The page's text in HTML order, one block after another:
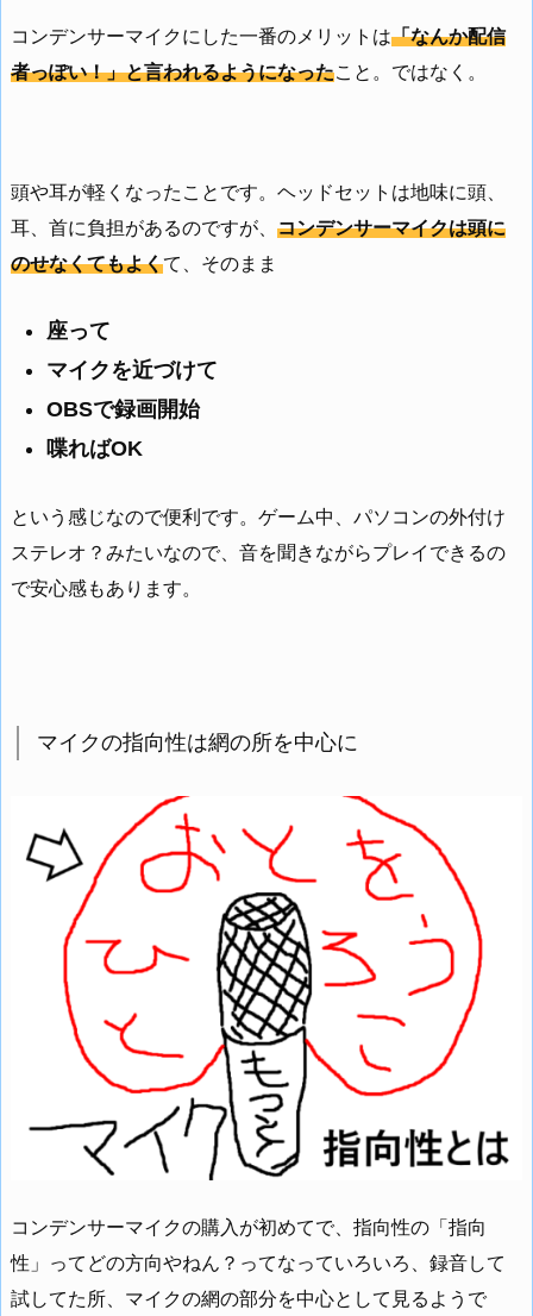
コンデンサーマイクにした一番のメリットは「なんか配信
者っぽい！」と言われるようになったこと。ではなく。
頭や耳が軽くなったことです。ヘッドセットは地味に頭、
耳、首に負担があるのですが、 コンデンサーマイクは頭に
のせなくてもよくて、そのまま
座って
マイクを近づけて
OBSで録画開始
喋ればOK
という感じなので便利です。ゲーム中、パソコンの外付け
ステレオ？みたいなので、音を聞きながらプレイできるの
で安心感もあります。
マイクの指向性は網の所を中心に
コンデンサーマイクの購入が初めてで、指向性の「指向
性」ってどの方向やねん？ってなっていろいろ、録音して
試してた所、マイクの網の部分を中心として見るようで